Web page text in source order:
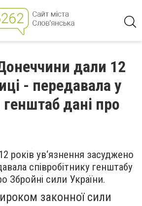
дали 12
- передавала у
генштаб дані про
років ув‘язнення засуджено
співробітнику генштабу
Збройні сили України.
законної сили